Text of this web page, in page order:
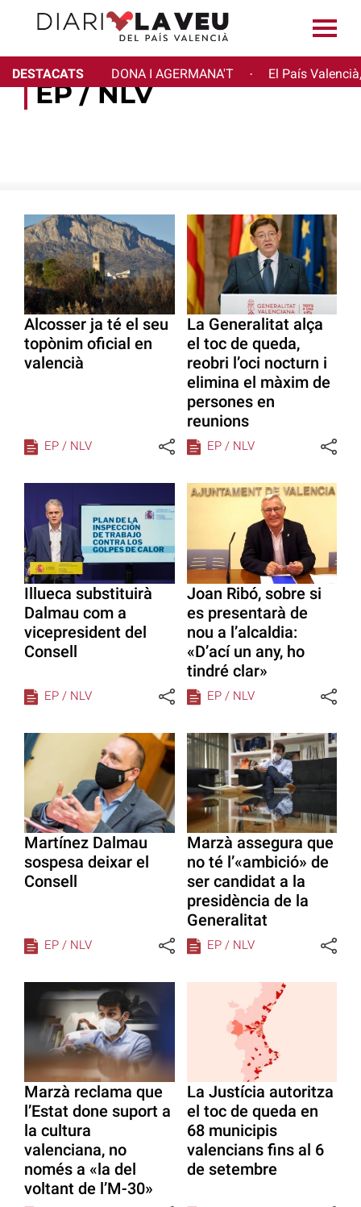
DESTACATS DONA I AGERMANA'T · El País
EP / NLV
Alcosser ja té el seu
topònim oficial en
valencià
EP / NLV
La Generalitat alça
el toc de queda,
reobri l’oci nocturn i
elimina el màxim de
persones en
reunions
EP / NLV
Illueca substituirà
Dalmau com a
vicepresident del
Consell
EP / NLV
Joan Ribó, sobre si
es presentarà de
nou a l’alcaldia:
«D’ací un any, ho
tindré clar»
EP / NLV
Martínez Dalmau
sospesa deixar el
Consell
EP / NLV
Marzà assegura que
no té l’«ambició» de
ser candidat a la
presidència de la
Generalitat
EP / NLV
Marzà reclama que
l’Estat done suport a
la cultura
valenciana, no
només a «la del
voltant de l’M-30»
La Justícia autoritza
el toc de queda en
68 municipis
valencians fins al 6
de setembre